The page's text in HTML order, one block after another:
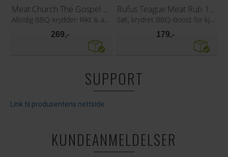
Meat Church The Gospel 397g
Allsidig BBQ-krydder: Rikt & autentisk!
269,-
Rufus Teague Meat Rub 184g
Søt, krydret BBQ-Boost for kjøtt
179,-
SUPPORT
Link til produsentens nettside
KUNDEANMELDELSER